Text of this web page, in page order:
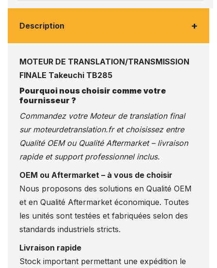
Description +
MOTEUR DE TRANSLATION/TRANSMISSION
FINALE Takeuchi TB285
Pourquoi nous choisir comme votre
fournisseur ?
Commandez votre Moteur de translation final
sur moteurdetranslation.fret choisissez entre
Qualité OEM ou Qualité Aftermarket – livraison
rapide et support professionnel inclus.
OEM ou Aftermarket – à vous de choisir
Nous proposons des solutions en Qualité OEM
et en Qualité Aftermarket économique. Toutes
les unités sont testées et fabriquées selon des
standards industriels stricts.
Livraison rapide
Stock important permettant une expédition le